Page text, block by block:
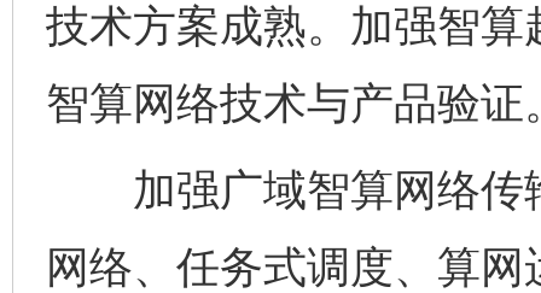
技术方案成熟。加强智
智算网络技术与产品验证
加强广域智算网络传
网络、任务式调度、算